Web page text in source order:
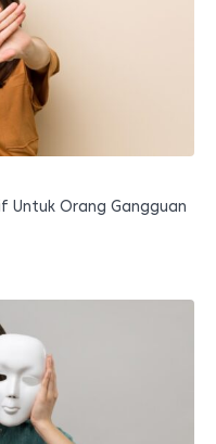
Untuk Orang Gangguan